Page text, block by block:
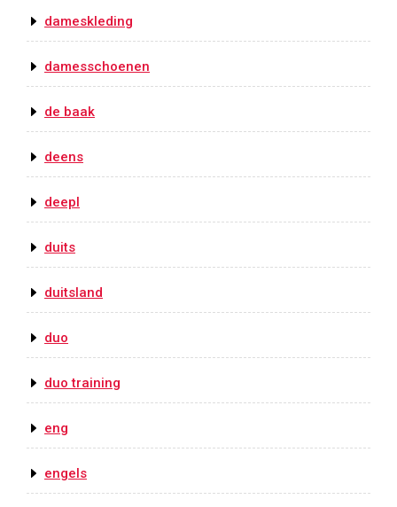
dameskleding
damesschoenen
de baak
deens
deepl
duits
duitsland
duo
duo training
eng
engels